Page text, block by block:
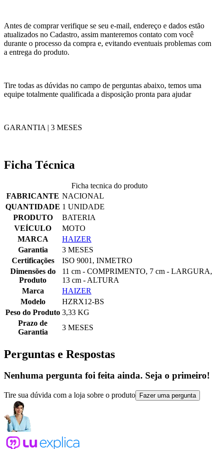
Antes de comprar verifique se seu e-mail, endereço e dados estão
atualizados no Cadastro, assim manteremos contato com você
durante o processo da compra e, evitando eventuais problemas com
a entrega do produto.
Tire todas as dúvidas no campo de perguntas abaixo, temos uma
equipe totalmente qualificada a disposição pronta para ajudar
GARANTIA | 3 MESES
Ficha Técnica
Ficha tecnica do produto
FABRICANTE NACIONAL
QUANTIDADE 1 UNIDADE
PRODUTO
BATERIA
VEÍCULO
MOTO
MARCA
HAIZER
Garantia
3 MESES
Certificações
ISO 9001, INMETRO
Dimensões do
Produto
11 cm - COMPRIMENTO, 7 cm - LARGURA,
13 cm - ALTURA
Marca
HAIZER
Modelo
HZRX12-BS
Peso do Produto 3,33 KG
Prazo de
Garantia
3 MESES
Perguntas e Respostas
Nenhuma pergunta foi feita ainda. Seja o primeiro!
Tire sua dúvida com a loja sobre o produto Fazer uma pergunta